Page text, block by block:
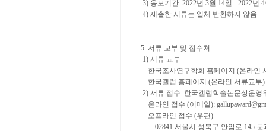
3) 응모기간: 2022년 3월 14일 - 2022년
4) 제출한 서류는 일체 반환하지 않음
5. 서류 교부 및 접수처
1) 서류 교부
한국조사연구학회 홈페이지 (온라인
한국갤럽 홈페이지 (온라인 서류교부)
2) 서류 접수: 한국갤럽학술논문상운영
온라인 접수 (이메일):
오프라인 접수 (우편)
02841 서울시 성북구 안암로 145 문